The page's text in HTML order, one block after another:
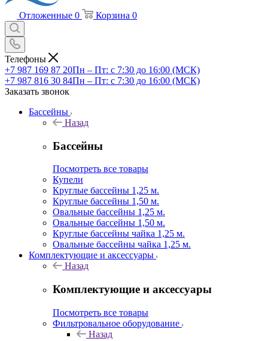
Отложенные 0 Корзина 0
Телефоны
+7 987 169 87 20Пн – Пт: с 7:30 до 16:00 (МСК)
+7 987 816 30 84Пн – Пт: с 7:30 до 16:00 (МСК)
Заказать звонок
Бассейны
Назад
Бассейны
Посмотреть все товары
Купели
Круглые бассейны 1,25 м.
Круглые бассейны 1,50 м.
Овальные бассейны 1,25 м.
Овальные бассейны 1,50 м.
Круглые бассейны чайка 1,25 м.
Овальные бассейны чайка 1,25 м.
Комплектующие и аксессуары
Назад
Комплектующие и аксессуары
Посмотреть все товары
Фильтровальное оборудование
Назад